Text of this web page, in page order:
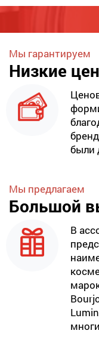
Мы гарантируем
Низкие
были
Мы предлагаем
Большой
В